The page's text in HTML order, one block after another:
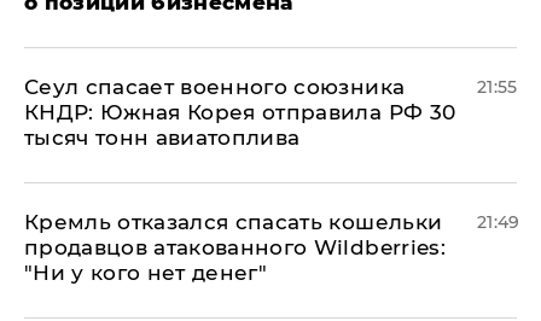
​Сеул спасает военного союзника
КНДР: Южная Корея отправила РФ 30
тысяч тонн авиатоплива
21:55
Кремль отказался спасать кошельки
продавцов атакованного Wildberries:
"Ни у кого нет денег"
21:49